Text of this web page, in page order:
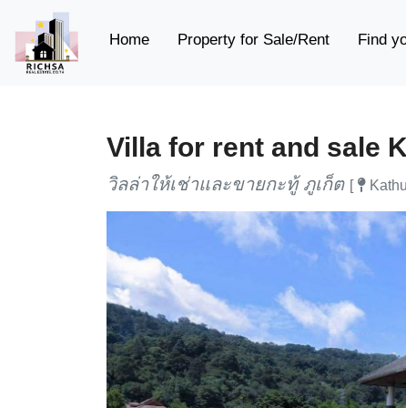
Home(current)Property for Sale/Rent Find
Villa for rent and sale
วิลล่าให้เช่าและขายกะทู้ ภูเก็ต [